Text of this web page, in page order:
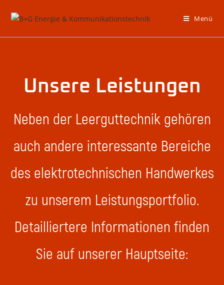
Menü
Unsere Leistungen
Neben der Leerguttechnik gehören
auch andere interessante Bereiche
des elektrotechnischen Handwerkes
zu unserem Leistungsportfolio.
Detailliertere Informationen finden
Sie auf unserer Hauptseite: